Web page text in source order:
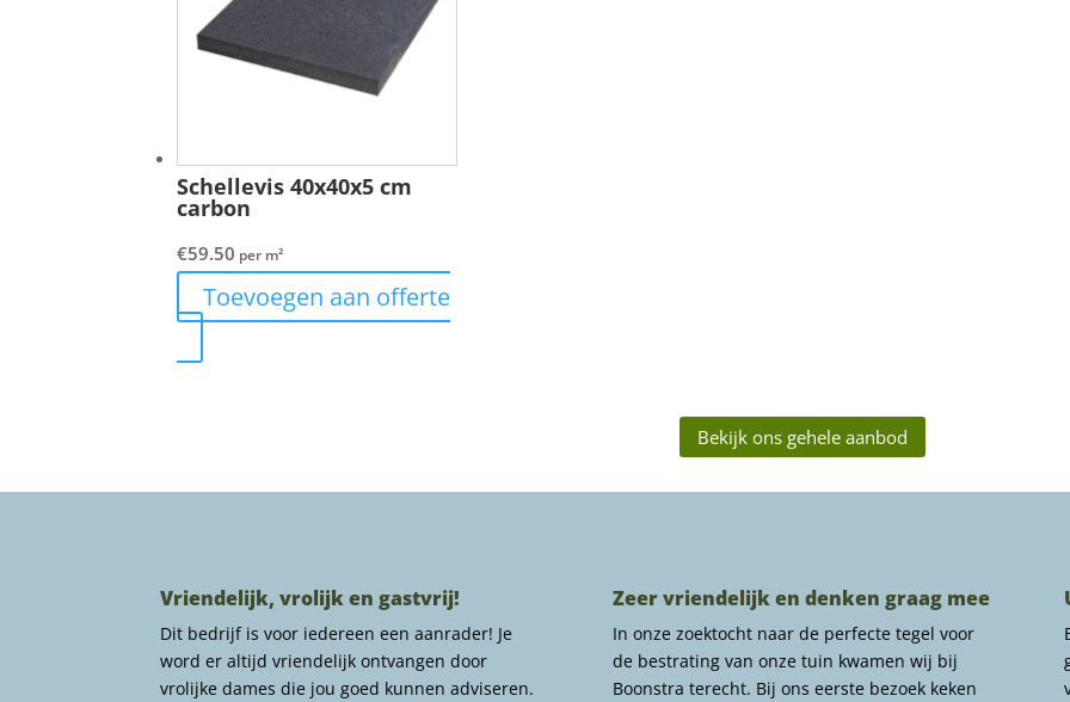
Schellevis 40x40x5 cm
carbon
€59.50 per m²
Toevoegen aan offerte
Bekijk ons gehele aanbod
Vriendelijk, vrolijk en gastvrij!
Dit bedrijf is voor iedereen een aanrader! Je
word er altijd vriendelijk ontvangen door
vrolijke dames die jou goed kunnen adviseren.
Zeer vriendelijk en denken graag mee
In onze zoektocht naar de perfecte tegel voor
de bestrating van onze tuin kwamen wij bij
Boonstra terecht. Bij ons eerste bezoek keken